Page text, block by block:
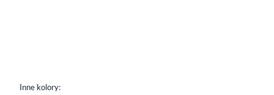
Inne kolory: